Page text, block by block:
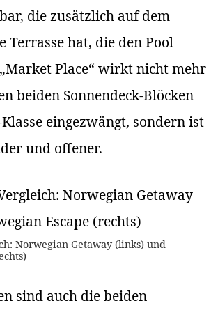
die zusätzlich auf dem
Terrasse hat, die den Pool
Place“ wirkt nicht mehr
beiden Sonnendeck-Blöcken
eingezwängt, sondern ist
und offener.
Norwegian Getaway (links) und
sind auch die beiden